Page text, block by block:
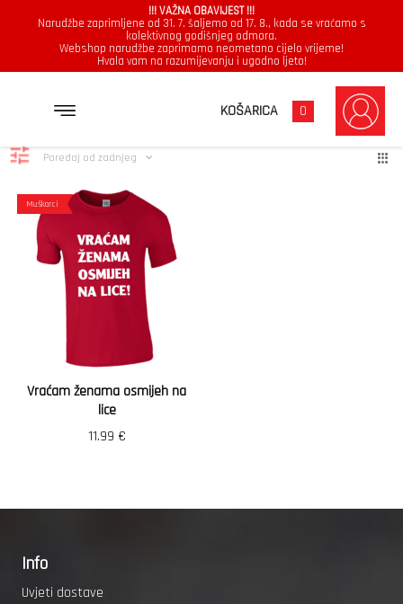
!!! VAŽNA OBAVIJEST !!!
Narudžbe zaprimljene od 31. 7. šaljemo od 17. 8., kada se vraćamo s
kolektivnog godišnjeg odmora.
Webshop narudžbe zaprimamo neometano cijelo vrijeme!
Hvala vam na razumijevanju i ugodno ljeto!
KOŠARICA 0
osmijeh Prikazuje se jedan rezultat
Poredaj od zadnjeg
Muškarci
Vraćam ženama osmijeh na
lice
11.99 €
Info
Uvjeti dostave